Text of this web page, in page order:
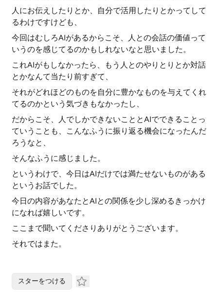
人にお伝えしたりとか、自分で活用したりとかってして
るわけですけども、
今回はむしろAIがあるからこそ、人との会話の価値って
いうのを感じてるのかもしれないなと思いました。
これAIがもしなかったら、もう人とのやりとりとか対話
とかなんて当たり前すぎて、
それがどれほどのものを自分に豊かなものを与えてくれ
てるのかという気づきもなかったし、
だからこそ、人でしかできないこととAIでできることっ
ていうことも、こんなふうに振り返る機会になったんだ
ろうなと、
そんなふうに感じました。
というわけで、今日はAIだけでは満たせないものがある
というお話でした。
今日の内容があなたとAIとの関係を少し深めるきっかけ
になれば嬉しいです。
ここまで聞いてくださりありがとうございます。
それではまた。
スターをつける